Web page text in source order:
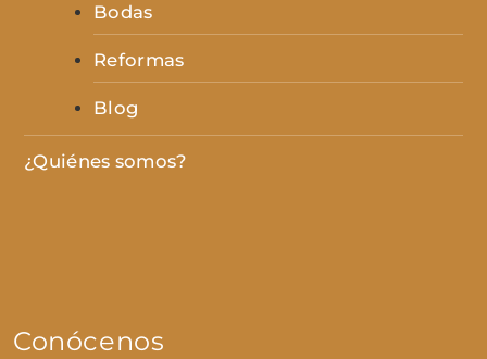
Bodas
Reformas
Blog
¿Quiénes somos?
Conócenos